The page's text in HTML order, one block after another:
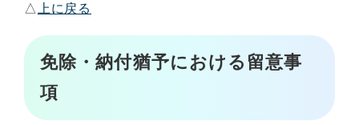
△ 上に戻る
免除・納付猶予における留意事
項